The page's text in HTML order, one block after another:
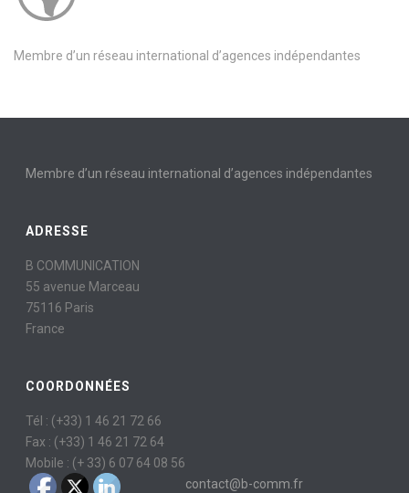
Membre d’un réseau international d’agences indépendantes
Membre d’un réseau international d’agences indépendantes
ADRESSE
B COMMUNICATION
55 avenue Marceau
75116 Paris
France
COORDONNÉES
Tél : (+33) 1 46 21 72 66
Fax : (+33) 1 46 21 72 64
Mobile : (+ 33) 6 07 64 08 56
contact@b-comm.fr